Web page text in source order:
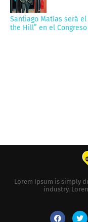
Santiago Matías será
the Hill” en el
Lorem Ipsum is simply
industry.